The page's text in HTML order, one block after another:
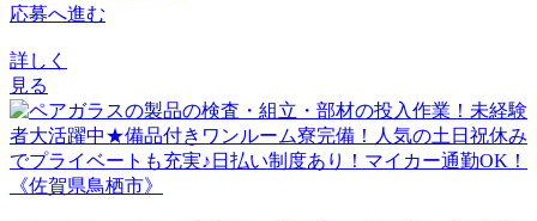
応募へ進む
詳しく
見る